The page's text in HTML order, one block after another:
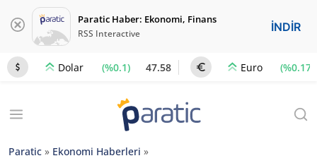
Paratic Haber: Ekonomi, Finans
RSS Interactive İNDİR
Dolar (%0.1) 47.58 Euro (%0.17)
Paratic » Ekonomi Haberleri »